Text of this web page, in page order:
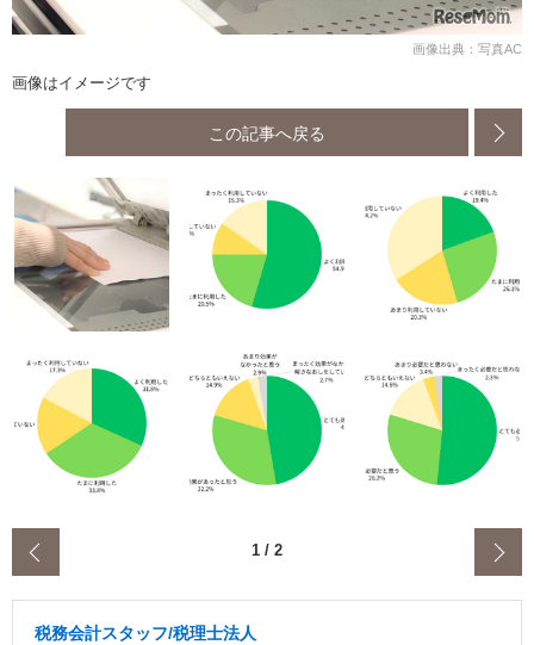
画像出典：写真AC
画像はイメージです
この記事へ戻る
1 / 2
税務会計スタッフ/税理士法人